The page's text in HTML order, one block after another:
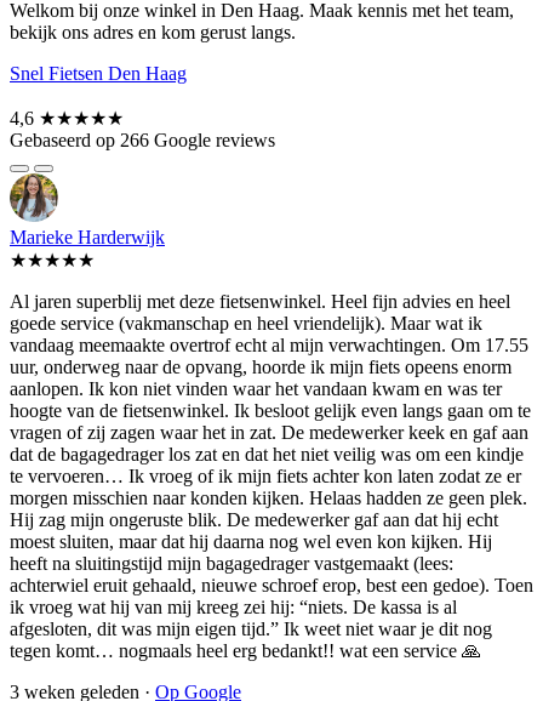
Welkom bij onze winkel in Den Haag. Maak kennis met het team,
bekijk ons adres en kom gerust langs.
Snel Fietsen Den Haag
4,6 ★★★★★
Gebaseerd op 266 Google reviews
Marieke Harderwijk
★★★★★
Al jaren superblij met deze fietsenwinkel. Heel fijn advies en heel
goede service (vakmanschap en heel vriendelijk). Maar wat ik
vandaag meemaakte overtrof echt al mijn verwachtingen. Om 17.55
uur, onderweg naar de opvang, hoorde ik mijn fiets opeens enorm
aanlopen. Ik kon niet vinden waar het vandaan kwam en was ter
hoogte van de fietsenwinkel. Ik besloot gelijk even langs gaan om te
vragen of zij zagen waar het in zat. De medewerker keek en gaf aan
dat de bagagedrager los zat en dat het niet veilig was om een kindje
te vervoeren… Ik vroeg of ik mijn fiets achter kon laten zodat ze er
morgen misschien naar konden kijken. Helaas hadden ze geen plek.
Hij zag mijn ongeruste blik. De medewerker gaf aan dat hij echt
moest sluiten, maar dat hij daarna nog wel even kon kijken. Hij
heeft na sluitingstijd mijn bagagedrager vastgemaakt (lees:
achterwiel eruit gehaald, nieuwe schroef erop, best een gedoe). Toen
ik vroeg wat hij van mij kreeg zei hij: “niets. De kassa is al
afgesloten, dit was mijn eigen tijd.” Ik weet niet waar je dit nog
tegen komt… nogmaals heel erg bedankt!! wat een service 🙏
3 weken geleden · Op Google